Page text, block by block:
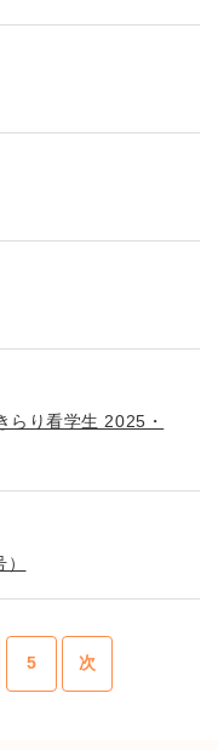
り看学生 2025・
5 次